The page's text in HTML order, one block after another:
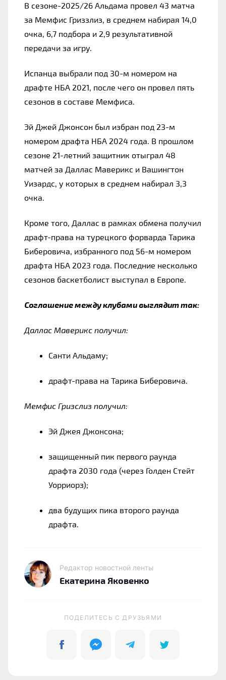
В сезоне-2025/26 Альдама провел 43 матча
за Мемфис Гриззлиз, в среднем набирая 14,0
очка, 6,7 подбора и 2,9 результативной
передачи за игру.
Испанца выбрали под 30-м номером на
драфте НБА 2021, после чего он провел пять
сезонов в составе Мемфиса.
Эй Джей Джонсон был избран под 23-м
номером драфта НБА 2024 года. В прошлом
сезоне 21-летний защитник отыграл 48
матчей за Даллас Маверикс и Вашингтон
Уизардс, у которых в среднем набирал 3,3
очка.
Кроме того, Даллас в рамках обмена получил
драфт-права на турецкого форварда Тарика
Биберовича, избранного под 56-м номером
драфта НБА 2023 года. Последние несколько
сезонов баскетболист выступал в Европе.
Соглашение между клубами выглядит так:
Даллас Маверикс получил:
Санти Альдаму;
драфт-права на Тарика Биберовича.
Мемфис Гризслиз получил:
Эй Джея Джонсона;
защищенный пик первого раунда
драфта 2030 года (через Голден Стейт
Уорриорз);
два будущих пика второго раунда
драфта.
Редактор новостной ленты
Екатерина Яковенко
ПОДЕЛИТЕСЬ C ДРУЗЬЯМИ